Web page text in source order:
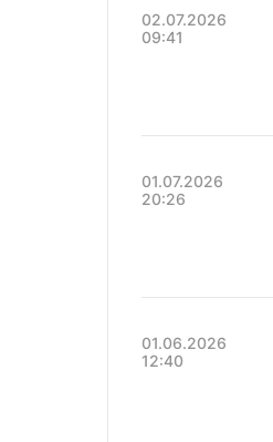
02.07.2026
09:41
01.07.2026
20:26
01.06.2026
12:40